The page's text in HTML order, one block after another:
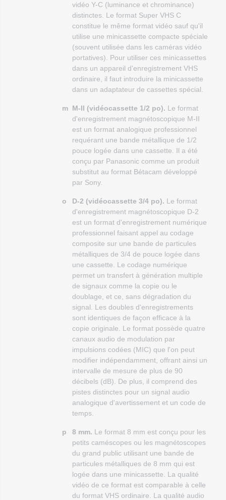
vidéo Y-C (luminance et chrominance)
distinctes. Le format Super VHS C
constitue le même format vidéo sauf qu'il
utilise une minicassette compacte spéciale
(souvent utilisée dans les caméras vidéo
portatives). Pour utiliser ces minicassettes
dans un appareil d'enregistrement VHS
ordinaire, il faut introduire la minicassette
dans un adaptateur de cassettes spécial.
m M-II (vidéocassette 1/2 po). Le format
d'enregistrement magnétoscopique M-II
est un format analogique professionnel
requérant une bande métallique de 1/2
pouce logée dans une cassette. Il a été
conçu par Panasonic comme un produit
substitut au format Bétacam développé
par Sony.
o D-2 (vidéocassette 3/4 po). Le format
d'enregistrement magnétoscopique D-2
est un format d'enregistrement numérique
professionnel faisant appel au codage
composite sur une bande de particules
métalliques de 3/4 de pouce logée dans
une cassette. Le codage numérique
permet un transfert à génération multiple
de signaux comme la copie ou le
doublage, et ce, sans dégradation du
signal. Les doubles d'enregistrements
sont identiques de façon efficace à la
copie originale. Le format possède quatre
canaux audio de modulation par
impulsions codées (MIC) que l'on peut
modifier indépendamment, offrant ainsi un
intervalle de mesure de plus de 90
décibels (dB). De plus, il comprend des
pistes distinctes pour un signal audio
analogique d'avertissement et un code de
temps.
p 8 mm. Le format 8 mm est conçu pour les
petits caméscopes ou les magnétoscopes
du grand public utilisant une bande de
particules métalliques de 8 mm qui est
logée dans une minicassette. La qualité
vidéo de ce format est comparable à celle
du format VHS ordinaire. La qualité audio